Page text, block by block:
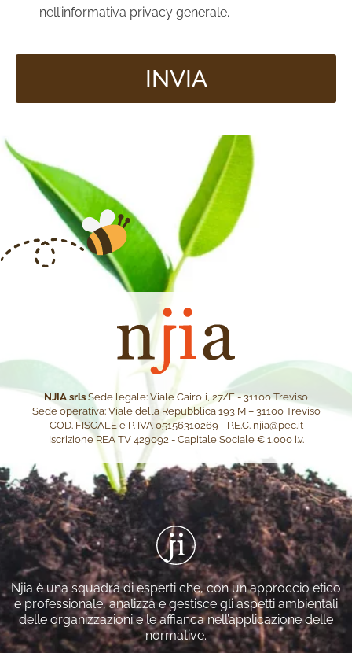
nell’informativa privacy generale.
INVIA
NJIA srls Sede legale: Viale Cairoli, 27/F - 31100 Treviso
Sede operativa: Viale della Repubblica 193 M – 31100 Treviso
COD. FISCALE e P. IVA 05156310269 - P.E.C. njia@pec.it
Iscrizione REA TV 429092 - Capitale Sociale € 1.000 i.v.
Njia è una squadra di esperti che, con un approccio etico
e professionale, analizza e gestisce gli aspetti ambientali
delle organizzazioni e le affianca nell’applicazione delle
normative.